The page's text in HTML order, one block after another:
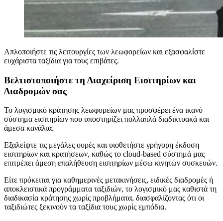
Απλοποιήστε τις λειτουργίες των λεωφορείων και εξασφαλίστε
ευχάριστα ταξίδια για τους επιβάτες.
Βελτιστοποιήστε τη Διαχείριση Εισιτηρίων και
Διαδρομών σας
Το λογισμικό κράτησης λεωφορείων μας προσφέρει ένα ικανό
σύστημα εισιτηρίων που υποστηρίζει πολλαπλά διαδικτυακά και
άμεσα κανάλια.
Εξαλείψτε τις μεγάλες ουρές και υιοθετήστε γρήγορη έκδοση
εισιτηρίων και κρατήσεων, καθώς το cloud-based σύστημά μας
επιτρέπει άμεση επαλήθευση εισιτηρίων μέσω κινητών συσκευών.
Είτε πρόκειται για καθημερινές μετακινήσεις, ειδικές διαδρομές ή
αποκλειστικά προγράμματα ταξιδιών, το λογισμικό μας καθιστά τη
διαδικασία κράτησης χωρίς προβλήματα, διασφαλίζοντας ότι οι
ταξιδιώτες ξεκινούν τα ταξίδια τους χωρίς εμπόδια.